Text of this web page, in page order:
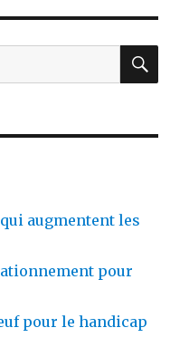
augmentent les
pour
pour le handicap